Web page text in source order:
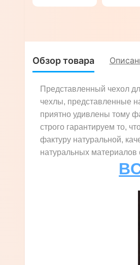
Ace 2 / 11R
Обзор товара
Представленный чехол
чехлы, представленные
приятно удивлены тому
строго гарантируем то,
фактуру натуральной,
натуральных материалов